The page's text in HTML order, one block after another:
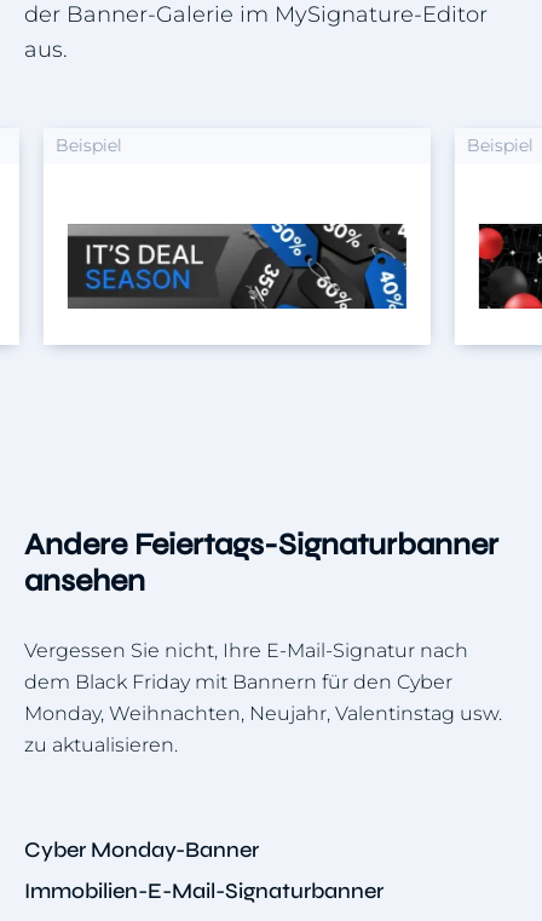
der Banner-Galerie im MySignature-Editor
aus.
Beispiel Beispiel
Andere Feiertags-Signaturbanner
ansehen
Vergessen Sie nicht, Ihre E-Mail-Signatur nach
dem Black Friday mit Bannern für den Cyber
Monday, Weihnachten, Neujahr, Valentinstag usw.
zu aktualisieren.
Cyber Monday-Banner
Immobilien-E-Mail-Signaturbanner